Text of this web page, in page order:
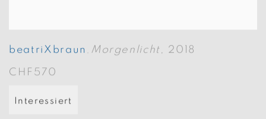
beatriXbraun Morgenlicht, 2018
CHF570
Interessiert